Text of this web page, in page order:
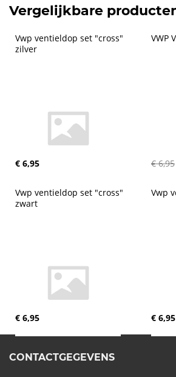
Vergelijkbare
Vwp ventieldop set "cross"
zilver
€ 6,95
VWP
€ 6,95
Vwp ventieldop set "cross"
zwart
€ 6,95
Vwp
€ 6,95
CONTACTGEGEVENS